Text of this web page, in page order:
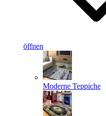
öffnen
Moderne Teppiche